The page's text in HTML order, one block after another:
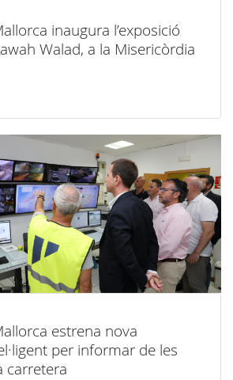
inaugura l’exposició
Walad, a la Misericòrdia
estrena nova
per informar de les
carretera